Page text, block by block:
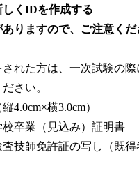
しくIDを作成する
ますので、ご注意くだ
れた方は、一次試験の際
さい。
4.0cm×横3.0cm）
卒業（見込み）証明書
技師免許証の写し（既得